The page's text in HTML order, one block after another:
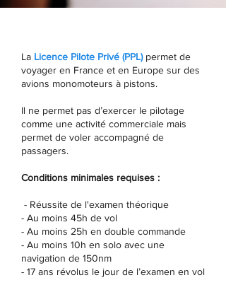
La Licence Pilote Privé (PPL)permet de
voyager en France et en Europe sur des
avions monomoteurs à pistons.
Il ne permet pas d’exercer le pilotage
comme une activité commerciale mais
permet de voler accompagné de
passagers.
Conditions minimales requises :
- Réussite de l'examen théorique
- Au moins 45h de vol
- Au moins 25h en double commande
- Au moins 10h en solo avec une
navigation de 150nm
- 17 ans révolus le jour de l’examen en vol